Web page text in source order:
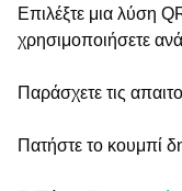
Επιλέξτε μια λύση
χρησιμοποιήσετε
Παράσχετε τις
Πατήστε το κουμπί